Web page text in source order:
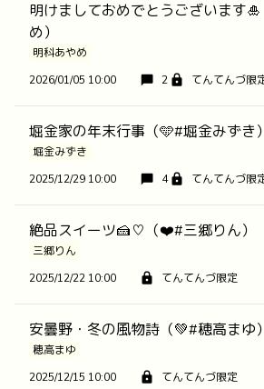
明けましておめでとうございます
め）
明科あやめ
2026/01/05 10:00
2 てんてんづ限
堀金家の年末行事（🩵#堀金みずき）
堀金みずき
2025/12/29 10:00
4 てんてんづ限
絶品スイーツ🍰♡（❤️#三郷りん）
三郷りん
2025/12/22 10:00
てんてんづ限定
安曇野・冬の風物詩（💚#穂高まゆ）
穂高まゆ
2025/12/15 10:00
てんてんづ限定